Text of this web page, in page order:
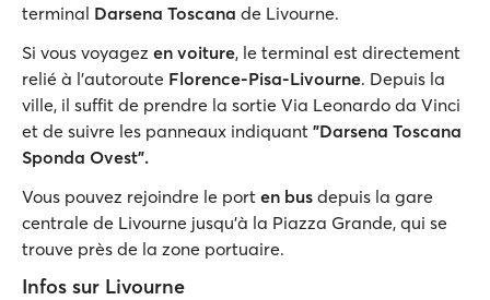
terminal Darsena Toscana de Livourne.
Si vous voyagez en voiture, le terminal est directement
relié à l'autoroute Florence-Pisa-Livourne. Depuis la
ville, il suffit de prendre la sortie Via Leonardo da Vinci
et de suivre les panneaux indiquant "Darsena Toscana
Sponda Ovest".
Vous pouvez rejoindre le port en bus depuis la gare
centrale de Livourne jusqu'à la Piazza Grande, qui se
trouve près de la zone portuaire.
Infos sur Livourne